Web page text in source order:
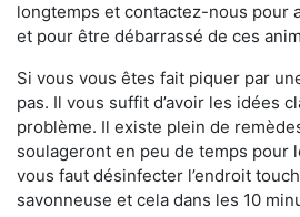
longtemps et contactez-nous pour
et pour être débarrassé de ces
Si vous vous êtes fait piquer par
pas. Il vous suffit d’avoir les idées
problème. Il existe plein de
soulageront en peu de temps pour
vous faut désinfecter l’endroit
savonneuse et cela dans les 10